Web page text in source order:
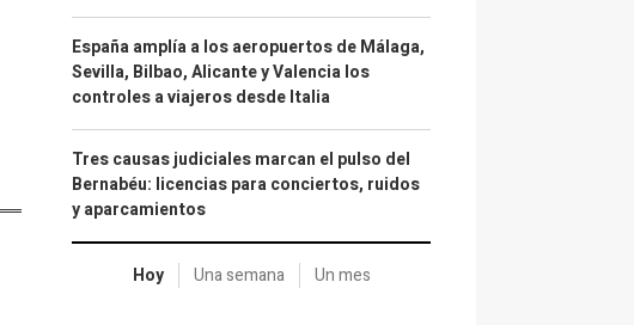
España amplía a los aeropuertos de Málaga,
Sevilla, Bilbao, Alicante y Valencia los
controles a viajeros desde Italia
Tres causas judiciales marcan el pulso del
Bernabéu: licencias para conciertos, ruidos
y aparcamientos
Hoy Una semana Un mes